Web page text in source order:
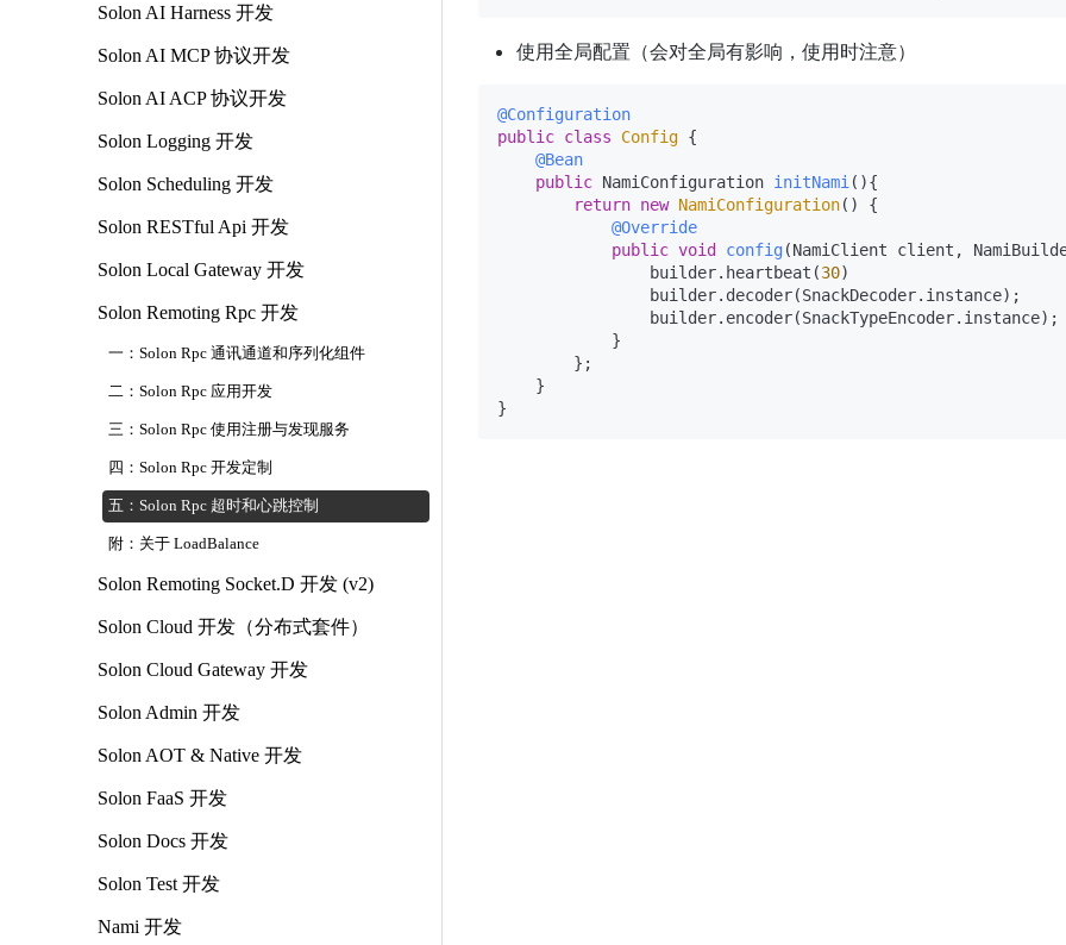
Solon AI Harness 开发
Solon AI MCP 协议开发
Solon AI ACP 协议开发
Solon Logging 开发
Solon Scheduling 开发
Solon RESTful Api 开发
Solon Local Gateway 开发
Solon Remoting Rpc 开发
一：Solon Rpc 通讯通道和序列化组件
二：Solon Rpc 应用开发
三：Solon Rpc 使用注册与发现服务
四：Solon Rpc 开发定制
五：Solon Rpc 超时和心跳控制
附：关于 LoadBalance
Solon Remoting Socket.D 开发 (v2)
Solon Cloud 开发（分布式套件）
Solon Cloud Gateway 开发
Solon Admin 开发
Solon AOT & Native 开发
Solon FaaS 开发
Solon Docs 开发
Solon Test 开发
Nami 开发
使用全局配置（会对全局有影响，使用时注意）
@Configuration
public class Config {
@Bean
public NamiConfiguration initNami (){
return new NamiConfiguration() {
@Override
public void config (NamiClient client,
                builder.heartbeat(
30)
                builder.decoder(SnackDecoder.instance);
                builder.encoder(SnackTypeEncoder.instance);
            }
        };
    }